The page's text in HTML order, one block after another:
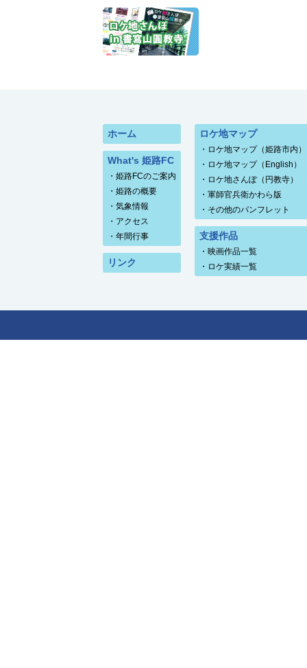
ホーム
What's 姫路FC
・ 姫路FCのご案内
・ 姫路の概要
・ 気象情報
・ アクセス
・ 年間行事
リンク
ロケ地マップ
・ ロケ地マップ（姫路市内）
・ ロケ地マップ（English）
・ ロケ地さんぽ（円教寺）
・ 軍師官兵衛かわら版
・ その他のパンフレット
支援作品
・ 映画作品一覧
・ ロケ実績一覧